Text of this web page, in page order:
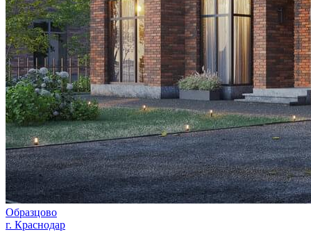
Образцово
г. Краснодар